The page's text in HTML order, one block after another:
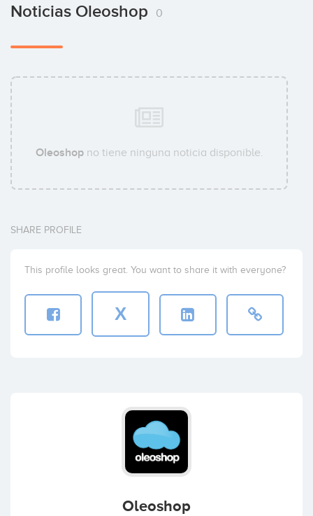
Noticias Oleoshop 0
Oleoshopno tiene ninguna noticia disponible.
SHARE PROFILE
This profile looks great. You want to share it with everyone?
X
Oleoshop